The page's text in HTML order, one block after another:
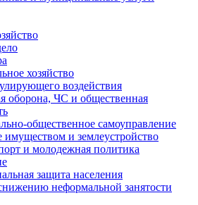
хозяйство
воздействия
оборона, ЧС и общественная
общественное самоуправление
имуществом и землеустройство
и молодежная политика
защита населения
неформальной занятости